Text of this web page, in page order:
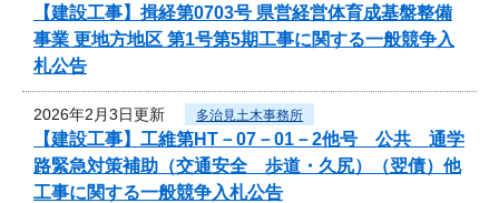
【建設工事】揖経第0703号 県営経営体育成基盤整備
事業 更地方地区 第1号第5期工事に関する一般競争入
札公告
2026年2月3日更新 多治見土木事務所
【建設工事】工維第HT－07－01－2他号 公共 通学
路緊急対策補助（交通安全 歩道・久尻）（翌債）他
工事に関する一般競争入札公告